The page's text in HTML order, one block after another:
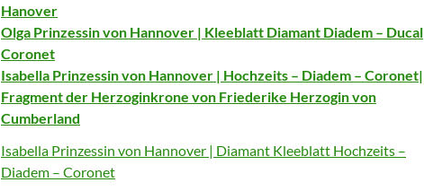
Hanover
Olga Prinzessin von Hannover | Kleeblatt Diamant Diadem – Ducal
Coronet
Isabella Prinzessin von Hannover | Hochzeits – Diadem – Coronet|
Fragment der Herzoginkrone von Friederike Herzogin von
Cumberland
Isabella Prinzessin von Hannover | Diamant Kleeblatt Hochzeits –
Diadem – Coronet